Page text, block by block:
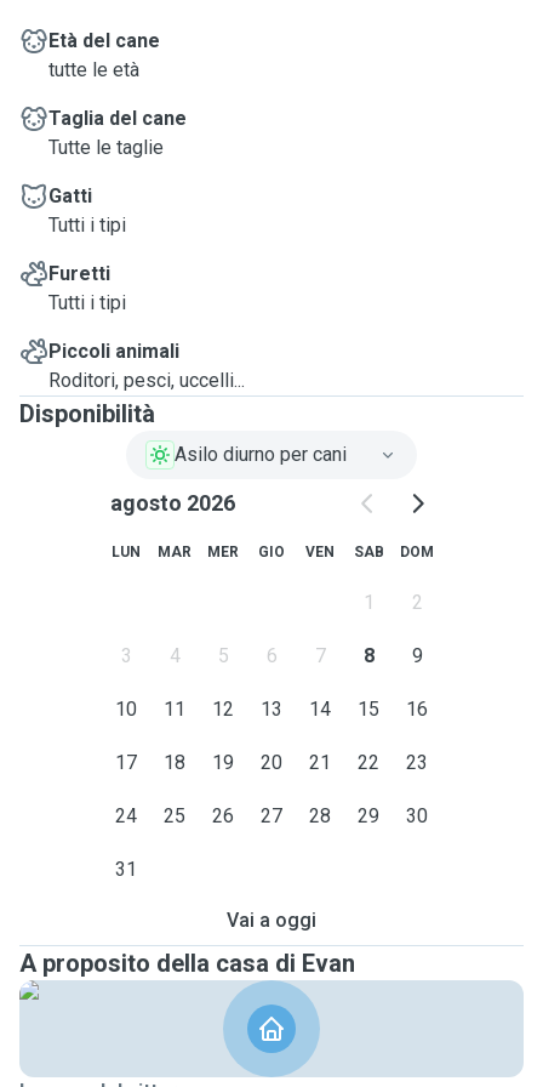
Età del cane
tutte le età
Taglia del cane
Tutte le taglie
Gatti
Tutti i tipi
Furetti
Tutti i tipi
Piccoli animali
Roditori, pesci, uccelli...
Disponibilità
Asilo diurno per cani
agosto 2026
LUN MAR MER GIO VEN SAB DOM
1 2
3 4 5 6 7 8 9
10 11 12 13 14 15 16
17 18 19 20 21 22 23
24 25 26 27 28 29 30
31
Vai a oggi
A proposito della casa di Evan